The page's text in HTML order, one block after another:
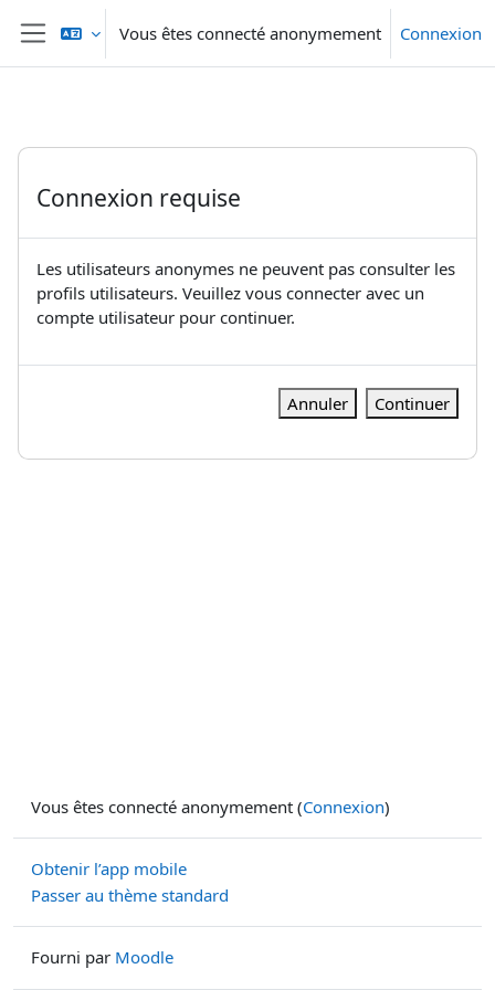
Passer au contenu principal
Panneau latéral
Vous êtes connecté anonymement Connexion
Connexion requise
Les utilisateurs anonymes ne peuvent pas consulter les
profils utilisateurs. Veuillez vous connecter avec un
compte utilisateur pour continuer.
Annuler Continuer
Vous êtes connecté anonymement (Connexion)
Obtenir l’app mobile
Passer au thème standard
Fourni par Moodle